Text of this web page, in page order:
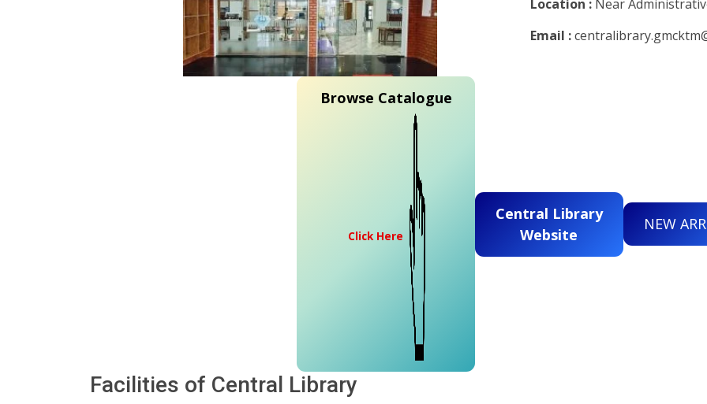
Location : Near
Email :
Browse Catalogue
Click Here
Central Library
Website
NEW
Facilities of Central Library